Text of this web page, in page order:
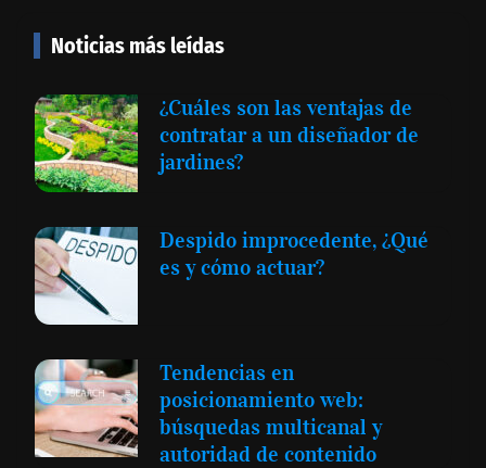
Noticias más leídas
¿Cuáles son las ventajas de
contratar a un diseñador de
jardines?
Despido improcedente, ¿Qué
es y cómo actuar?
Tendencias en
posicionamiento web:
búsquedas multicanal y
autoridad de contenido